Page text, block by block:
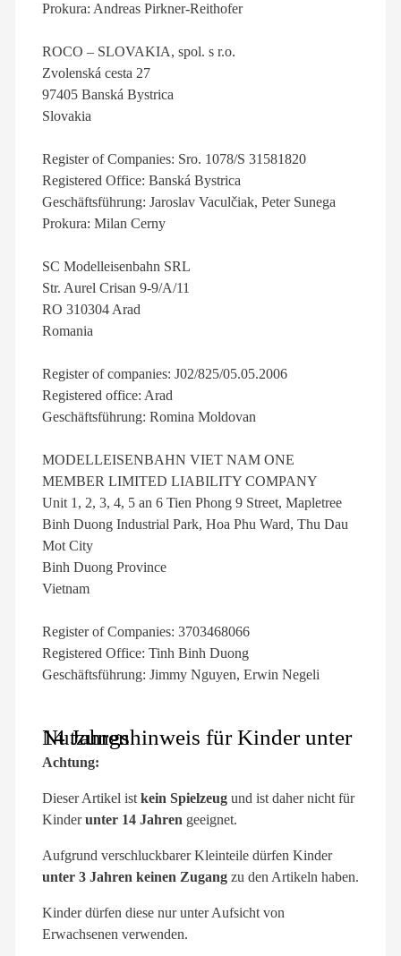
Prokura: Andreas Pirkner-Reithofer
ROCO – SLOVAKIA, spol. s r.o.
Zvolenská cesta 27
97405 Banská Bystrica
Slovakia
Register of Companies: Sro. 1078/S 31581820
Registered Office: Banská Bystrica
Geschäftsführung: Jaroslav Vaculčiak, Peter Sunega
Prokura: Milan Cerny
SC Modelleisenbahn SRL
Str. Aurel Crisan 9-9/A/11
RO 310304 Arad
Romania
Register of companies: J02/825/05.05.2006
Registered office: Arad
Geschäftsführung: Romina Moldovan
MODELLEISENBAHN VIET NAM ONE
MEMBER LIMITED LIABILITY COMPANY
Unit 1, 2, 3, 4, 5 an 6 Tien Phong 9 Street, Mapletree
Binh Duong Industrial Park, Hoa Phu Ward, Thu Dau
Mot City
Binh Duong Province
Vietnam
Register of Companies: 3703468066
Registered Office: Tinh Binh Duong
Geschäftsführung: Jimmy Nguyen, Erwin Negeli
Nutzungshinweis für Kinder unter 14 Jahren
Achtung:
Dieser Artikel ist kein Spielzeug und ist daher nicht für
Kinderunter 14 Jahren geeignet.
Aufgrund verschluckbarer Kleinteile dürfen Kinder
unter 3 Jahren keinen Zugang zu den Artikeln haben.
Kinder dürfen diese nur unter Aufsicht von
Erwachsenen verwenden.